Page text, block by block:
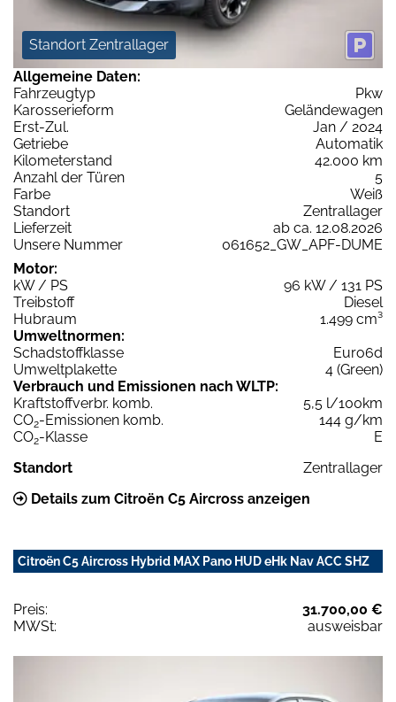
Standort Zentrallager
Allgemeine Daten:
Fahrzeugtyp
Pkw
Karosserieform
Geländewagen
Erst-Zul.
Jan / 2024
Getriebe
Automatik
Kilometerstand
42.000 km
Anzahl der Türen
5
Farbe
Weiß
Standort
Zentrallager
Lieferzeit
ab ca. 12.08.2026
Unsere Nummer
061652_GW_APF-DUME
Motor:
kW / PS
96 kW / 131 PS
Treibstoff
Diesel
Hubraum
1.499 cm³
Umweltnormen:
Schadstoffklasse
Euro6d
Umweltplakette
4 (Green)
Verbrauch und Emissionen nach WLTP:
Kraftstoffverbr. komb.
5,5 l/100km
CO2-Emissionen komb.
144 g/km
CO2-Klasse
E
Standort
Zentrallager
Details zum Citroën C5 Aircross anzeigen
Citroën C5 Aircross Hybrid MAX Pano HUD eHk Nav ACC SHZ
Preis:
31.700,00 €
MWSt:
ausweisbar